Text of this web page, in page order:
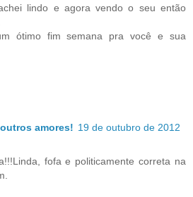
lindo e agora vendo o seu então
ótimo fim semana pra você e sua
amores! 19 de outubro de 2012
fofa e politicamente correta na